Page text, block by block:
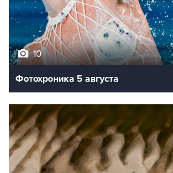
10
Фотохроника 5 августа